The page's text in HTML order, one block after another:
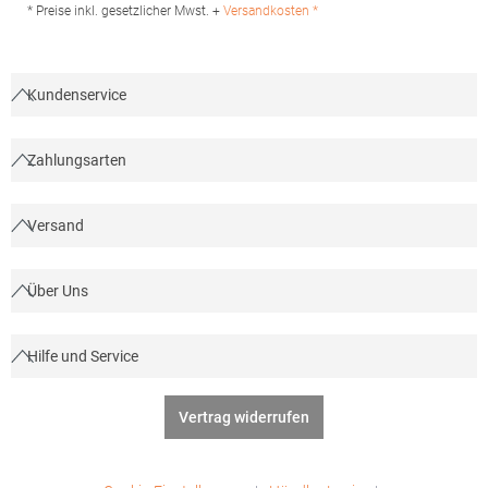
Produktsicherheit: Herst.-Nr.: 02887Hersteller: SOLO INVEST 92
* Preise inkl. gesetzlicher Mwst. + Versandkosten *
Kundenservice
Zahlungsarten
Versand
Über Uns
Hilfe und Service
Vertrag widerrufen